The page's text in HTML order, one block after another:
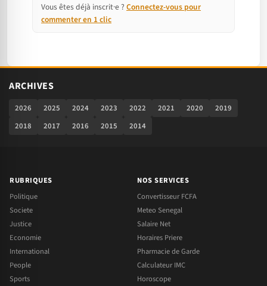
Vous êtes déjà inscrit·e ? Connectez-vous pour
commenter en 1 clic
ARCHIVES
2026 2025 2024 2023 2022 2021 2020
2019
2018
2017 2016 2015 2014
RUBRIQUES
Politique
Societe
Justice
Economie
International
People
Sports
NOS SERVICES
Convertisseur FCFA
Meteo Senegal
Salaire Net
Horaires Priere
Pharmacie de Garde
Calculateur IMC
Horoscope